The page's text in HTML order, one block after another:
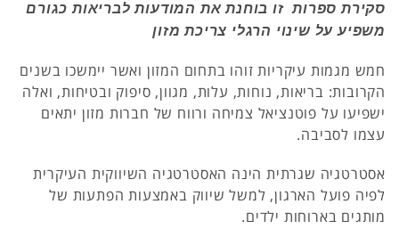
סקירת ספרות זו בוחנת את המודעות לבריאות כגורם
משפיע על שינוי הרגלי צריכת מזון
חמש מגמות עיקריות זוהו בתחום המזון ואשר יימשכו בשנים
הקרובות: בריאות, נוחות, עלות, מגוון, סיפוק ובטיחות, ואלה
ישפיעו על פוטנציאל צמיחה ורווח של חברות מזון יתאים
עצמו לסביבה.
אסטרטגיה שגרתית הינה האסטרטגיה השיווקית העיקרית
לפיה פועל הארגון, למשל שיווק באמצעות הפתעות של
מותגים בארוחות ילדים.